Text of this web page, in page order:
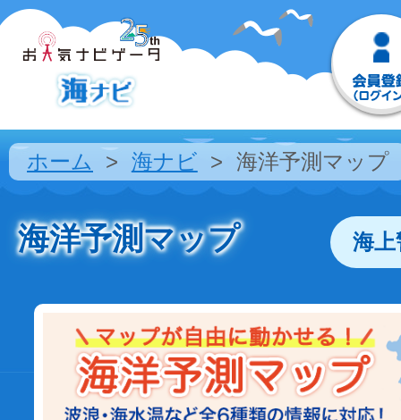
ホーム 海ナビ 海洋予測マップ
海洋予測マップ 海